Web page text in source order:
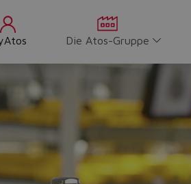
Die Atos-Gruppe